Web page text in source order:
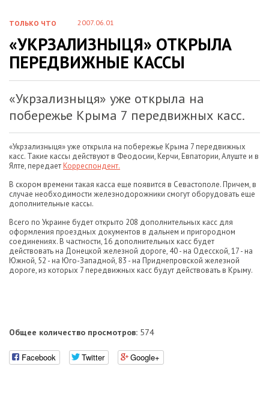
ТОЛЬКО ЧТО 2007.06.01
«УКРЗАЛИЗНЫЦЯ» ОТКРЫЛА
ПЕРЕДВИЖНЫЕ КАССЫ
«Укрзализныця» уже открыла на
побережье Крыма 7 передвижных касс.
«Укрзализныця» уже открыла на побережье Крыма 7 передвижных
касс. Такие кассы действуют в Феодосии, Керчи, Евпатории, Алуште и в
Ялте, передаетКорреспондент.
В скором времени такая касса еще появится в Севастополе. Причем, в
случае необходимости железнодорожники смогут оборудовать еще
дополнительные кассы.
Всего по Украине будет открыто 208 дополнительных касс для
оформления проездных документов в дальнем и пригородном
соединениях. В частности, 16 дополнительных касс будет
действовать на Донецкой железной дороге, 40 - на Одесской, 17 - на
Южной, 52 - на Юго-Западной, 83 - на Приднепровской железной
дороге, из которых 7 передвижных касс будут действовать в Крыму.
Общее количество просмотров: 574
Facebook Twitter Google+